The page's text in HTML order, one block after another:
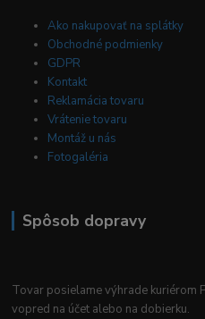
Ako nakupovať na splátky
Obchodné podmienky
GDPR
Kontakt
Reklamácia tovaru
Vrátenie tovaru
Montáž u nás
Fotogaléria
Spôsob dopravy
Tovar posielame výhrade kuriérom
vopred na účet alebo na dobierku.